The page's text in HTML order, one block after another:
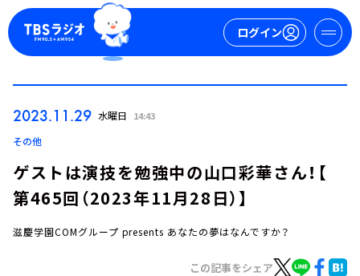
ログイン
2023.11.29 水曜日 14:43
その他
ゲストは演技を勉強中の山口彩華さん！【
第465回（2023年11月28日）】
滋慶学園COMグループ presents あなたの夢はなんですか？
この記事をシェア